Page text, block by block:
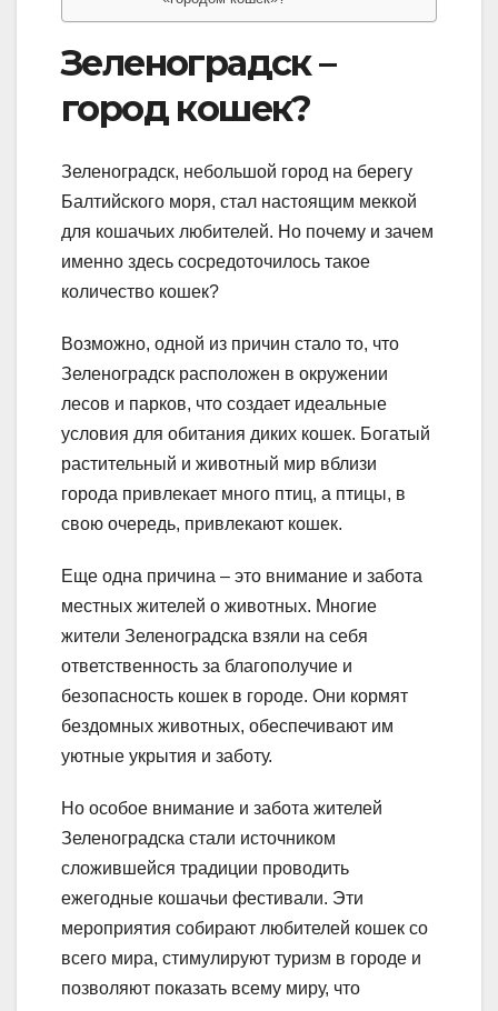
Зеленоградск –
город кошек?
Зеленоградск, небольшой город на берегу
Балтийского моря, стал настоящим меккой
для кошачьих любителей. Но почему и зачем
именно здесь сосредоточилось такое
количество кошек?
Возможно, одной из причин стало то, что
Зеленоградск расположен в окружении
лесов и парков, что создает идеальные
условия для обитания диких кошек. Богатый
растительный и животный мир вблизи
города привлекает много птиц, а птицы, в
свою очередь, привлекают кошек.
Еще одна причина – это внимание и забота
местных жителей о животных. Многие
жители Зеленоградска взяли на себя
ответственность за благополучие и
безопасность кошек в городе. Они кормят
бездомных животных, обеспечивают им
уютные укрытия и заботу.
Но особое внимание и забота жителей
Зеленоградска стали источником
сложившейся традиции проводить
ежегодные кошачьи фестивали. Эти
мероприятия собирают любителей кошек со
всего мира, стимулируют туризм в городе и
позволяют показать всему миру, что